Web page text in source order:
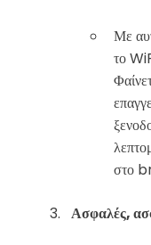
Με
το
στο
Ασφαλές,